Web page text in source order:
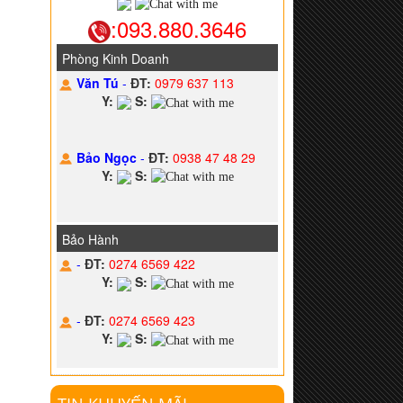
:093.880.3646
Phòng Kinh Doanh
Văn Tú-ĐT: 0979 637 113
Y:
S:
Bảo Ngọc-ĐT: 0938 47 48 29
Y:
S:
Bảo Hành
-ĐT: 0274 6569 422
Y:
S:
-ĐT: 0274 6569 423
Y:
S: